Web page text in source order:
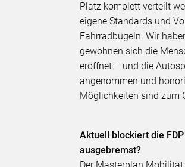
Platz komplett verteilt
eigene Standards und
Fahrradbügeln. Wir
gewöhnen sich die
eröffnet – und die
angenommen und
Möglichkeiten sind zum
Aktuell blockiert die
ausgebremst?